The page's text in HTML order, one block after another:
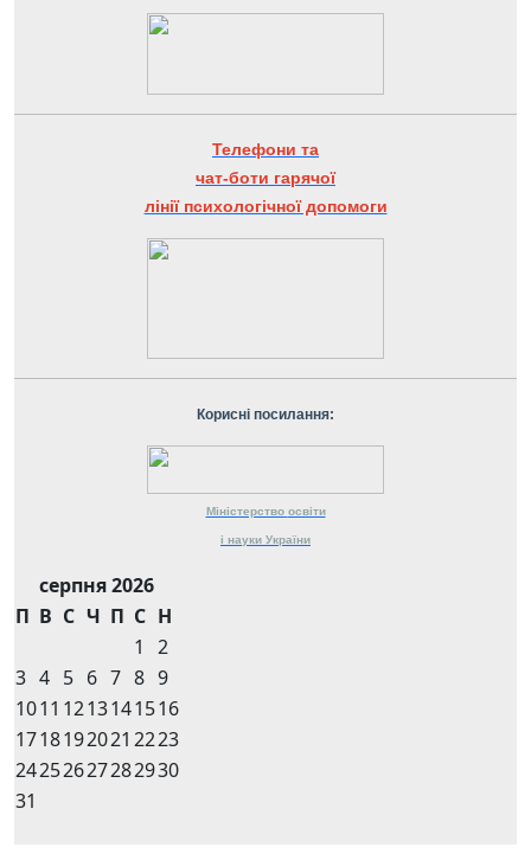
Телефони та
чат-боти гарячої
лінії психологічної допомоги
Корисні посилання:
Міністерство освіти
і науки України
серпня 2026
П В С Ч П С Н
1
2
3 4 5 6 7 8 9
1011 1213141516
1718192021 2223
24252627282930
31